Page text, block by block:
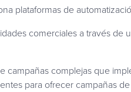
plataformas de
comerciales a través
complejas que
para ofrecer campañas